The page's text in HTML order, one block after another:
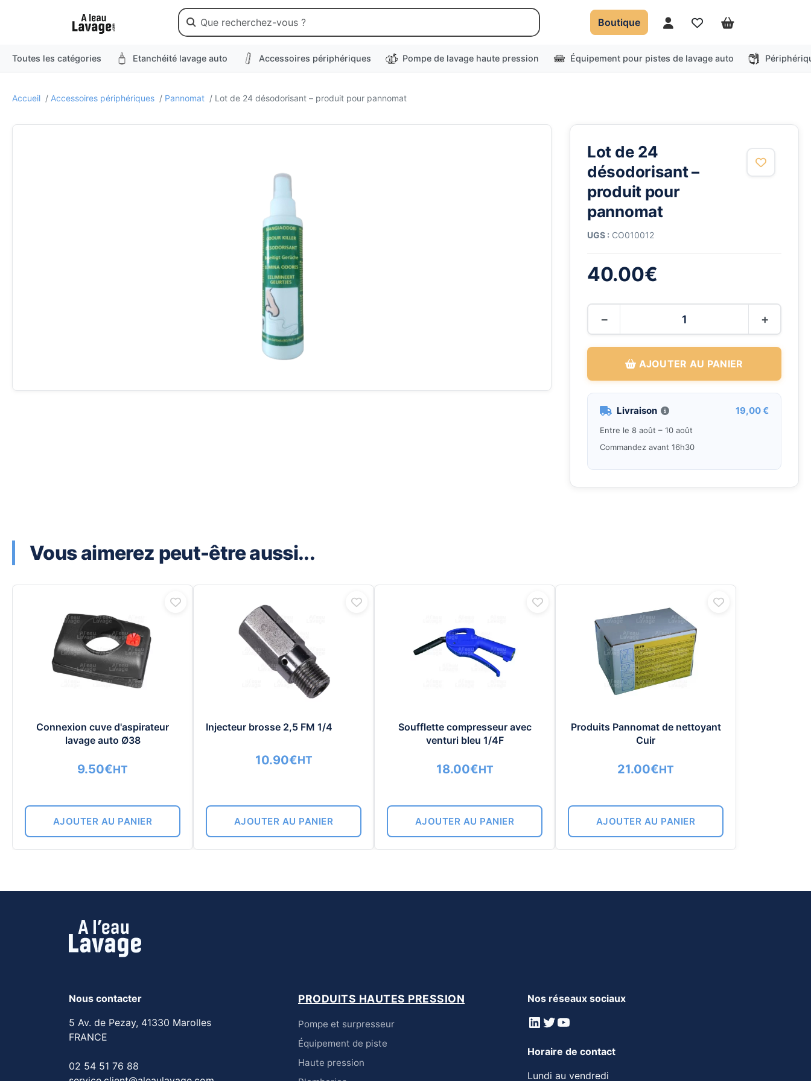
Boutique
Mon compte
FavorisPanier
Toutes les catégories Etanchéité lavage auto Accessoires périphériques Pompe de lavage haute pression Équipement pour pistes de lavage auto
Accueil / Accessoires périphériques / Pannomat / Lot de 24 désodorisant – produit pour pannomat
Lot de 24
désodorisant –
produit pour
pannomat
UGS : CO010012
40.00€
− +
AJOUTER AU PANIER
Livraison 19,00 €
Entre le 8 août – 10 août
Commandez avant 16h30
Vous aimerez peut-être aussi...
Connexion cuve d'aspirateur
lavage auto Ø38
9.50€HT
AJOUTER AU PANIER
Injecteur brosse 2,5 FM 1/4
10.90€HT
AJOUTER AU PANIER
Soufflette compresseur avec
venturi bleu 1/4F
18.00€HT
AJOUTER AU PANIER
Produits Pannomat de nettoyant
Cuir
21.00€HT
AJOUTER AU PANIER
Nous contacter
5 Av. de Pezay, 41330 Marolles
FRANCE
02 54 51 76 88
PRODUITS HAUTES PRESSION
Pompe et surpresseur
Équipement de piste
Haute pression
Nos réseaux sociaux
LinkedIn
Twitter
YouTube
Horaire de contact
Lundi au vendredi